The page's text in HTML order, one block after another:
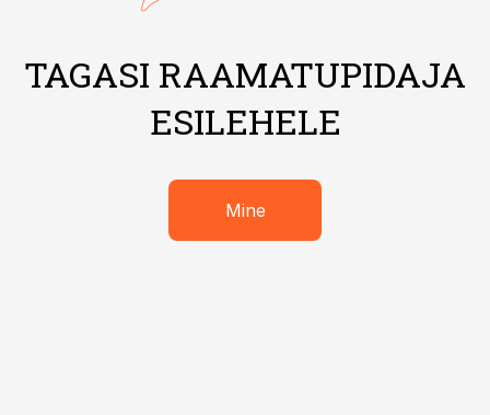
TAGASI RAAMATUPIDAJA
ESILEHELE
Mine